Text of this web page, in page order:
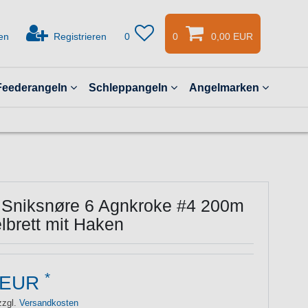
Registrieren 0 0 0,00 EUR
Schleppangeln Angelmarken
6 Agnkroke #4 200m
mit Haken
*
Versandkosten